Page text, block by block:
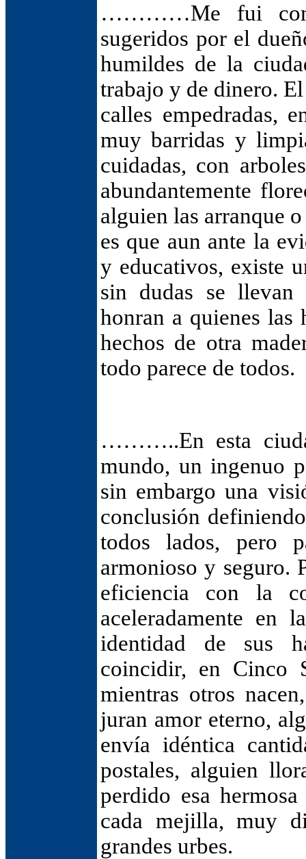
…………Me fui
sugeridos por el
humildes de la
trabajo y de dinero.
calles empedradas,
muy barridas y
cuidadas, con
abundantemente
alguien las arranque
es que aun ante la
y educativos, existe
sin dudas se llevan
honran a quienes las
hechos de otra
todo parece de todos.
………..En esta
mundo, un ingenuo
sin embargo una
conclusión
todos lados, pero
armonioso y seguro.
eficiencia con la
aceleradamente en
identidad de sus
coincidir, en Cinco
mientras otros
juran amor eterno,
envía idéntica
postales, alguien
perdido esa
cada mejilla, muy
grandes urbes.